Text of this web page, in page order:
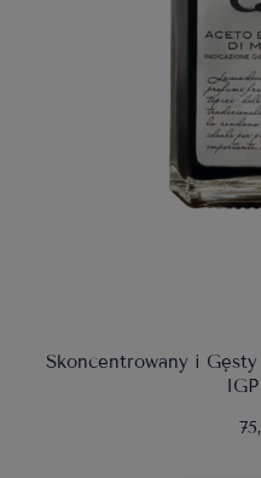
Skoncentrowany i